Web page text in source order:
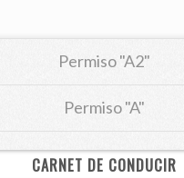
Permiso "A2"
Permiso "A"
CARNET DE CONDUCIR